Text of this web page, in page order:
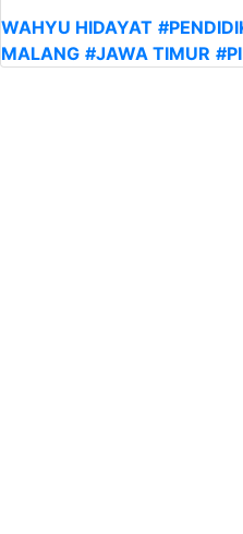
WAHYU HIDAYAT
MALANG #JAWA TIMUR